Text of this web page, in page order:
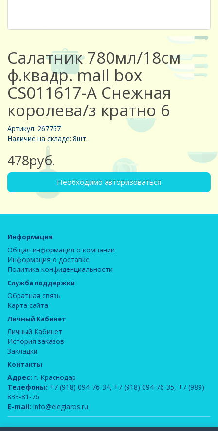
Салатник 780мл/18см
ф.квадр. mail box
CS011617-A Снежная
королева/з кратно 6
Артикул: 267767
Наличие на складе: 8шт.
478руб.
Необходимо авторизоваться
Информация
Общая информация о компании
Информация о доставке
Политика конфиденциальности
Служба поддержки
Обратная связь
Карта сайта
Личный Кабинет
Личный Кабинет
История заказов
Закладки
Контакты
Адрес: г. Краснодар
Телефоны: +7 (918) 094-76-34, +7 (918) 094-76-35, +7 (989)
833-81-76
E-mail: info@elegiaros.ru
ООО "Новелла"© 2026